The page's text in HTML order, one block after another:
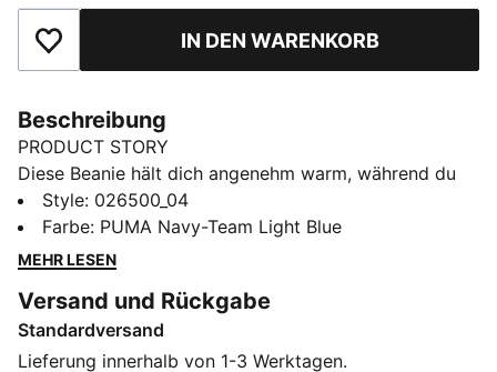
Zu Favoriten hinzufügenIN DEN WARENKORB
Beschreibung
PRODUCT STORY
Diese Beanie hält dich angenehm warm, während du
deine Teamzugehörigkeit zeigst. Sie ist stylish,
bequem und trägt stolz die Farben deines Vereins.
Egal, ob du die Mannschaft von der Tribüne aus
beweist deine Treue zu jeder Jahreszeit und bei jedem
Wetter.
FEATURES + VORTEILE
Style: 026500_04
Farbe: PUMA Navy-Team Light Blue
MEHR LESEN
Versand und Rückgabe
Standardversand
Lieferung innerhalb von 1-3 Werktagen.